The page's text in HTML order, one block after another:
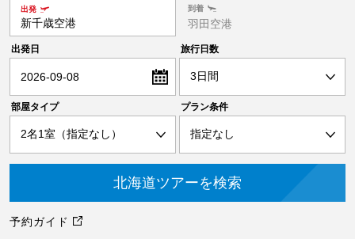
出発日
2026-09-08
旅行日数
部屋タイプ プラン条件
出発
新千歳空港
到着
羽田空港
予約ガイド